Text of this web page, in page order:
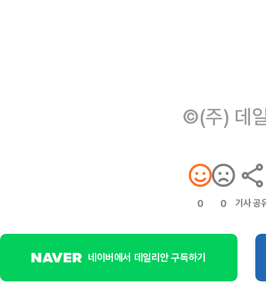
©(주) 데
0 0 기사 공
네이버에서 데일리안 구독하기